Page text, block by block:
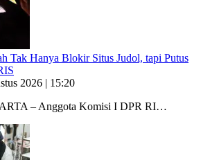
Tak Hanya Blokir Situs Judol, tapi Putus
2026 | 15:20
– Anggota Komisi I DPR RI…